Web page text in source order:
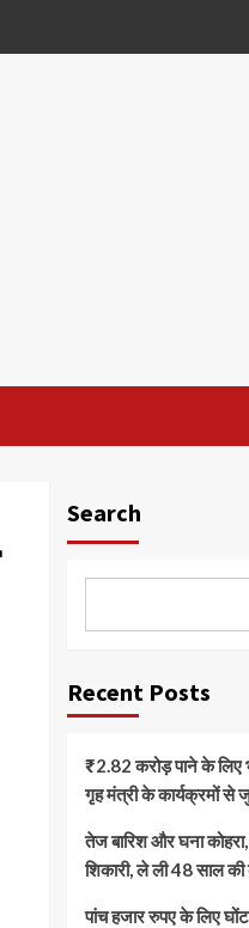
Search
Recent Posts
₹2.82 करोड़ पाने के लिए
गृह मंत्री के कार्यक्रमों से
तेज बारिश और घना
शिकारी, ले ली 48 साल
पांच हजार रुपए के लिए घोंट